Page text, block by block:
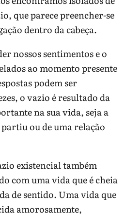
de saúde mental e
Psicologia|Depressão|
que parece preencher-se
dentro da cabeça.
nossos sentimentos e o
ao momento presente
podem ser
o vazio é resultado da
na sua vida, seja a
ou de uma relação
existencial também
com uma vida que é cheia
de sentido. Uma vida que
amorosamente,